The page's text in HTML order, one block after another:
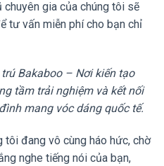
gia của chúng tôi sẽ
tư vấn miễn phí cho bạn chỉ
Bakaboo – Nơi kiến tạo
tầm trải nghiệm và kết nối
mang vóc dáng quốc tế.
tôi đang vô cùng háo hức, chờ
nghe tiếng nói của bạn,